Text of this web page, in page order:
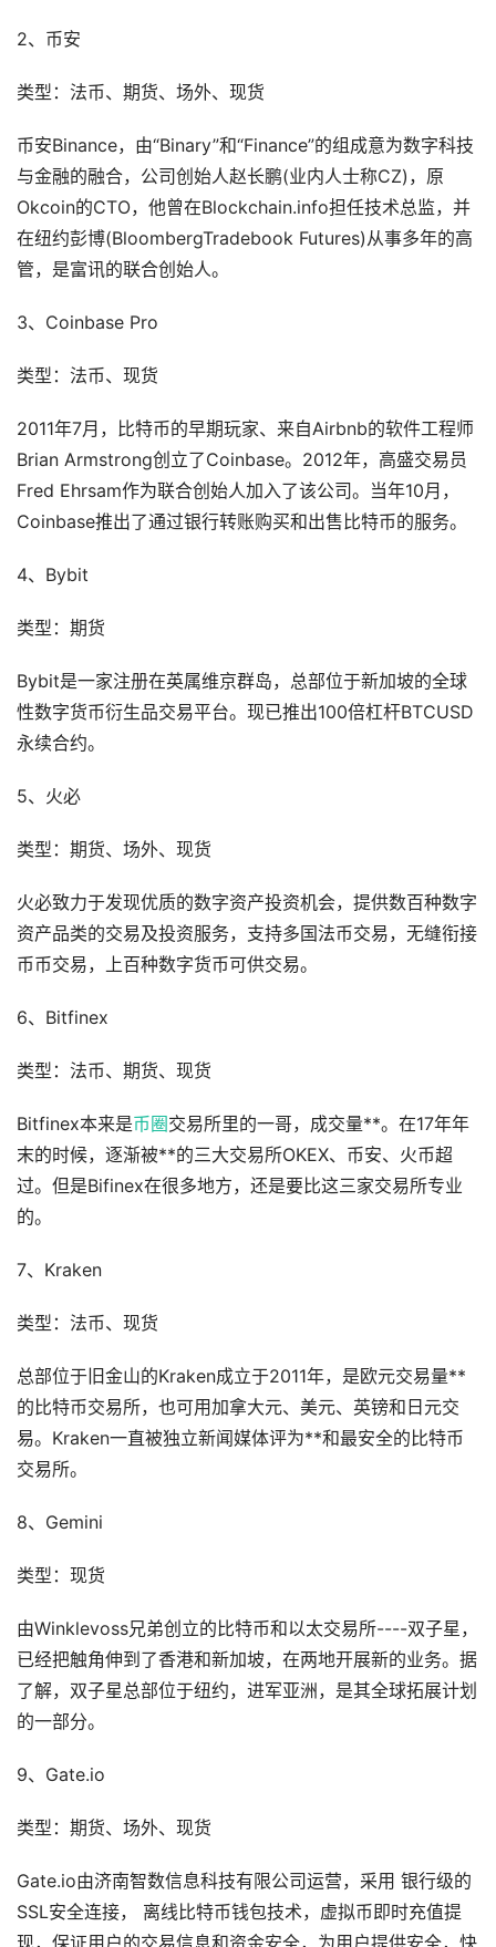
2、币安
类型：法币、期货、场外、现货
币安Binance，由“Binary”和“Finance”的组成意为数字科技
与金融的融合，公司创始人赵长鹏(业内人士称CZ)，原
Okcoin的CTO，他曾在Blockchain.info担任技术总监，并
在纽约彭博(BloombergTradebook Futures)从事多年的高
管，是富讯的联合创始人。
3、Coinbase Pro
类型：法币、现货
2011年7月，比特币的早期玩家、来自Airbnb的软件工程师
Brian Armstrong创立了Coinbase。2012年，高盛交易员
Fred Ehrsam作为联合创始人加入了该公司。当年10月，
Coinbase推出了通过银行转账购买和出售比特币的服务。
4、Bybit
类型：期货
Bybit是一家注册在英属维京群岛，总部位于新加坡的全球
性数字货币衍生品交易平台。现已推出100倍杠杆BTCUSD
永续合约。
5、火必
类型：期货、场外、现货
火必致力于发现优质的数字资产投资机会，提供数百种数字
资产品类的交易及投资服务，支持多国法币交易，无缝衔接
币币交易，上百种数字货币可供交易。
6、Bitfinex
类型：法币、期货、现货
Bitfinex本来是币圈交易所里的一哥，成交量**。在17年年
末的时候，逐渐被**的三大交易所OKEX、币安、火币超
过。但是Bifinex在很多地方，还是要比这三家交易所专业
的。
7、Kraken
类型：法币、现货
总部位于旧金山的Kraken成立于2011年，是欧元交易量**
的比特币交易所，也可用加拿大元、美元、英镑和日元交
易。Kraken一直被独立新闻媒体评为**和最安全的比特币
交易所。
8、Gemini
类型：现货
由Winklevoss兄弟创立的比特币和以太交易所----双子星，
已经把触角伸到了香港和新加坡，在两地开展新的业务。据
了解，双子星总部位于纽约，进军亚洲，是其全球拓展计划
的一部分。
9、Gate.io
类型：期货、场外、现货
Gate.io由济南智数信息科技有限公司运营，采用 银行级的
SSL安全连接， 离线比特币钱包技术，虚拟币即时充值提